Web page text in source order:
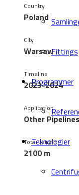
Fittings
Programmer
Teknologier
Country
Poland
City
Warsaw
Timeline
2023-2024
Application
Other Pipelines
Total Length
2100 m